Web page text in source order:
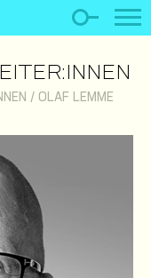
/ OLAF LEMME